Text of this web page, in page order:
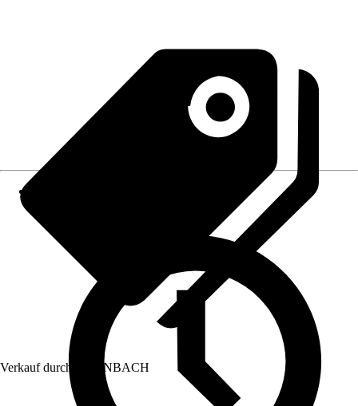
Verkauf durch: HORNBACH